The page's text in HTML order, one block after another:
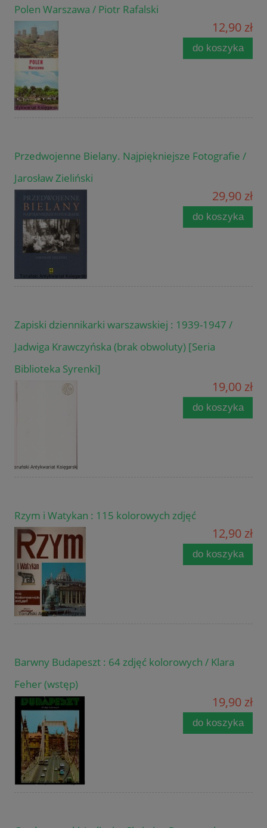
Polen Warszawa / Piotr Rafalski
12,90 zł
do koszyka
Przedwojenne Bielany. Najpiękniejsze Fotografie /
Jarosław Zieliński
29,90 zł
do koszyka
Zapiski dziennikarki warszawskiej : 1939-1947 /
Jadwiga Krawczyńska (brak obwoluty) [Seria
Biblioteka Syrenki]
19,00 zł
do koszyka
Rzym i Watykan : 115 kolorowych zdjęć
12,90 zł
do koszyka
Barwny Budapeszt : 64 zdjęć kolorowych / Klara
Feher (wstęp)
19,90 zł
do koszyka